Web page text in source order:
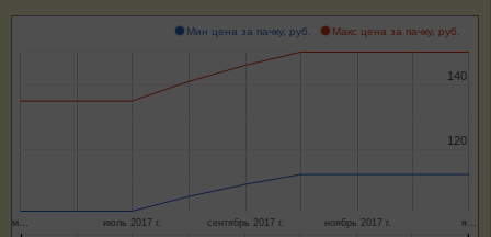
Мин цена за пачку, руб. Макс цена за пачку, руб.
м… июль 2017 г. сентябрь 2017 г. ноябрь 2017 г. я…
120
120
140
140